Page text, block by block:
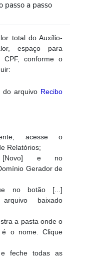
passo a passo
total do Auxílio-
espaço para
CPF, conforme o
do arquivo Recibo
acesse o
Relatórios;
e no
Gerador de
no botão [...]
baixado
a pasta onde o
o nome. Clique
feche todas as